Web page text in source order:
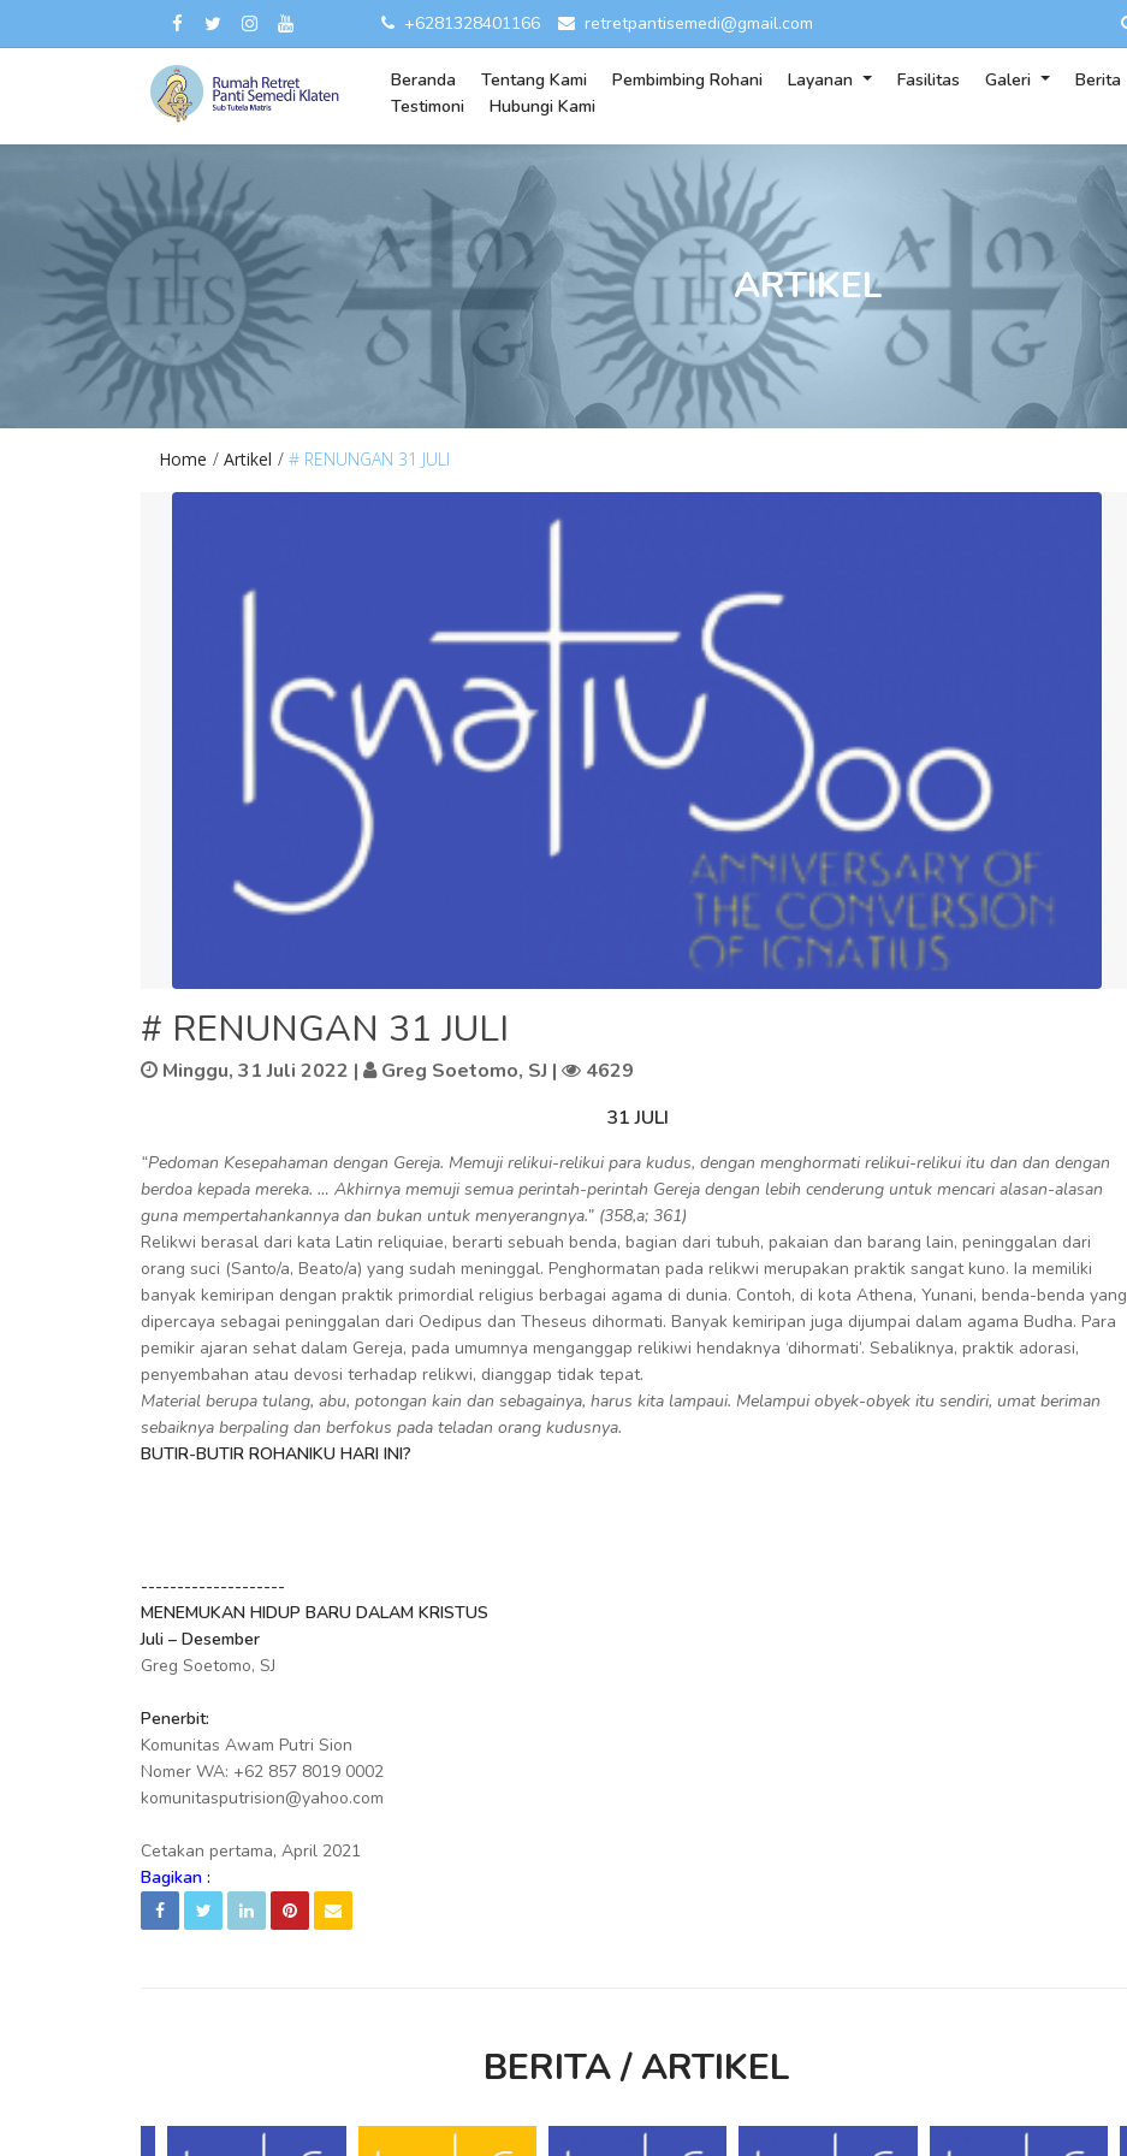
+6281328401166 retretpantisemedi@gmail.com
Beranda Tentang Kami Pembimbing Rohani Layanan Fasilitas Galeri Berita
Testimoni
Hubungi Kami
ARTIKEL
Home Artikel # RENUNGAN 31 JULI
# RENUNGAN 31 JULI
Minggu, 31 Juli 2022 | Greg Soetomo, SJ |
4629
31 JULI
“Pedoman Kesepahaman dengan Gereja. Memuji relikui-relikui para kudus, dengan menghormati relikui-relikui itu dan dan dengan
berdoa kepada mereka. … Akhirnya memuji semua perintah-perintah Gereja dengan lebih cenderung untuk mencari alasan-alasan
guna mempertahankannya dan bukan untuk menyerangnya.” (358,a; 361)
Relikwi berasal dari kata Latin reliquiae, berarti sebuah benda, bagian dari tubuh, pakaian dan barang lain, peninggalan dari
orang suci (Santo/a, Beato/a) yang sudah meninggal. Penghormatan pada relikwi merupakan praktik sangat kuno. Ia memiliki
banyak kemiripan dengan praktik primordial religius berbagai agama di dunia. Contoh, di kota Athena, Yunani, benda-benda yang
dipercaya sebagai peninggalan dari Oedipus dan Theseus dihormati. Banyak kemiripan juga dijumpai dalam agama Budha. Para
pemikir ajaran sehat dalam Gereja, pada umumnya menganggap relikiwi hendaknya ‘dihormati’. Sebaliknya, praktik adorasi,
penyembahan atau devosi terhadap relikwi, dianggap tidak tepat.
Material berupa tulang, abu, potongan kain dan sebagainya, harus kita lampaui. Melampui obyek-obyek itu sendiri, umat beriman
sebaiknya berpaling dan berfokus pada teladan orang kudusnya.
BUTIR-BUTIR ROHANIKU HARI INI?
--------------------
MENEMUKAN HIDUP BARU DALAM KRISTUS
Juli – Desember
Greg Soetomo, SJ
Penerbit:
Komunitas Awam Putri Sion
Nomer WA: +62 857 8019 0002
komunitasputrision@yahoo.com
Cetakan pertama, April 2021
Bagikan :
BERITA / ARTIKEL